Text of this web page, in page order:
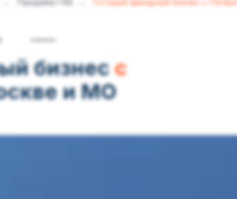
Продажа ГАБ Готовый арендный бизнес c
бизнесс
и МО